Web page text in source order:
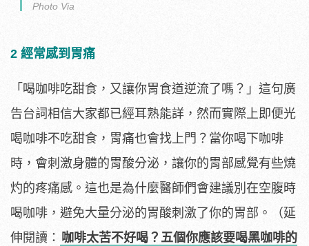
Photo Via
2 經常感到胃痛
「喝咖啡吃甜食，又讓你胃食道逆流了嗎？」這句廣
告台詞相信大家都已經耳熟能詳，然而實際上即便光
喝咖啡不吃甜食，胃痛也會找上門？當你喝下咖啡
時，會刺激身體的胃酸分泌，讓你的胃部感覺有些燒
灼的疼痛感。這也是為什麼醫師們會建議別在空腹時
喝咖啡，避免大量分泌的胃酸刺激了你的胃部。（延
伸閱讀： 咖啡太苦不好喝？五個你應該要喝黑咖啡的